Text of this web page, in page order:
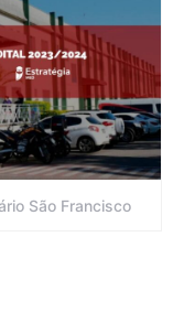
São Francisco